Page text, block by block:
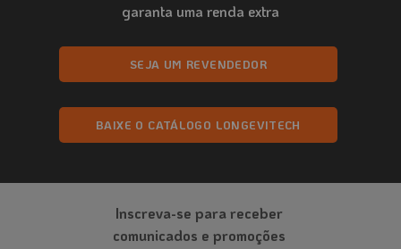
opções
ser
na
garanta uma renda extra
SEJA UM REVENDEDOR
BAIXE O CATÁLOGO LONGEVITECH
Inscreva-se para receber
comunicados e promoções